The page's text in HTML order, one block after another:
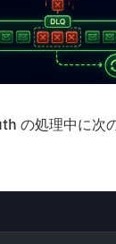
の処理中に次